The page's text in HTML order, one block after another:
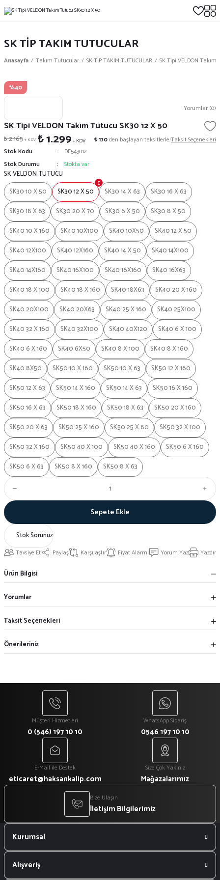
SK TİP TAKIM TUTUCULAR
Anasayfa Takım Tutucular SK TİP TAKIM TUTUCULAR SK Tipi VELDON Takım
%40
Yorumlar (0)
SK Tipi VELDON Takım Tutucu SK30 12 X 50
₺ 2.165+ KDV ₺ 1.299+ KDV ₺ 170den başlayan taksitlerle!Taksit Seçenekleri
Stok Kodu
DE543012
Stok Durumu
Stokta var
SK VELDON TUTUCU
SK30 10 X 50
SK30 12 X 50 SK30 14 X 63
SK30 16 X 63
SK30 18 X 63
SK30 20 X 70 SK30 6 X 50
SK30 8 X 50
SK40 10 X 160
SK40 10X100 SK40 10X50
SK40 12 X 50
SK40 12X100
SK40 12X160 SK40 14 X 50
SK40 14X100
SK40 14X160
SK40 16X100 SK40 16X160
SK40 16X63
SK40 18 X 100
SK40 18 X 160 SK40 18X63
SK40 20 X 160
SK40 20X100
SK40 20X63 SK40 25 X 160
SK40 25X100
SK40 32 X 160
SK40 32X100 SK40 40X120
SK40 6 X 100
SK40 6 X 160
SK40 6X50 SK40 8 X 100
SK40 8 X 160
SK40 8X50
SK50 10 X 160 SK50 10 X 63
SK50 12 X 160
SK50 12 X 63
SK50 14 X 160 SK50 14 X 63
SK50 16 X 160
SK50 16 X 63
SK50 18 X 160 SK50 18 X 63
SK50 20 X 160
SK50 20 X 63
SK50 25 X 160 SK50 25 X 80
SK50 32 X 100
SK50 32 X 160
SK50 40 X 100 SK50 40 X 160
SK50 6 X 160
SK50 6 X 63
SK50 8 X 160 SK50 8 X 63
Sepete Ekle
Stok Sorunuz
Tavsiye Et Paylaş Karşılaştır Fiyat Alarmı Yorum Yaz Yazdır
Ürün Bilgisi
Yorumlar
Taksit Seçenekleri
Önerileriniz
Müşteri Hizmetleri
0 (546) 197 10 10
WhatsApp Sipariş
0546 197 10 10
E-Mail ile Destek
eticaret@haksankalip.com
Size Çok Yakınız
Mağazalarımız
Bize Ulaşın
İletişim Bilgilerimiz
Kurumsal
Alışveriş